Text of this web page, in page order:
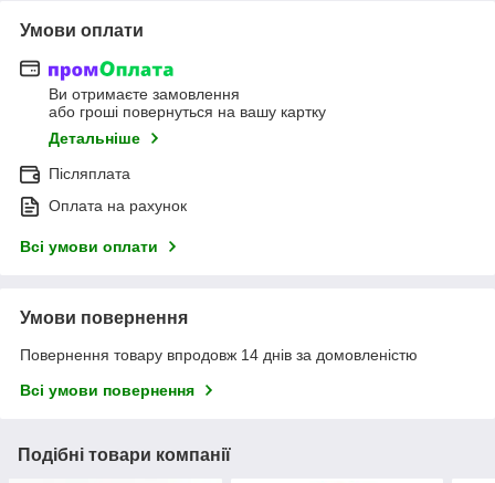
Умови оплати
Ви отримаєте замовлення
або гроші повернуться на вашу картку
Детальніше
Післяплата
Оплата на рахунок
Всі умови оплати
Умови повернення
Повернення товару впродовж 14 днів за домовленістю
Всі умови повернення
Подібні товари компанії